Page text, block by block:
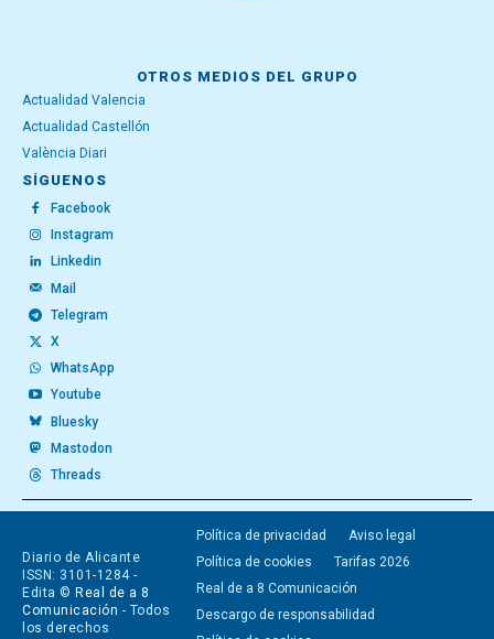
OTROS MEDIOS DEL GRUPO
Actualidad Valencia
Actualidad Castellón
València Diari
SÍGUENOS
Facebook
Instagram
Linkedin
Mail
Telegram
X
WhatsApp
Youtube
Bluesky
Mastodon
Threads
Diario de Alicante
ISSN: 3101-1284 -
Edita © Real de a 8
Comunicación - Todos
los derechos
Política de privacidad
Aviso legal
Política de cookies
Tarifas 2026
Real de a 8 Comunicación
Descargo de responsabilidad